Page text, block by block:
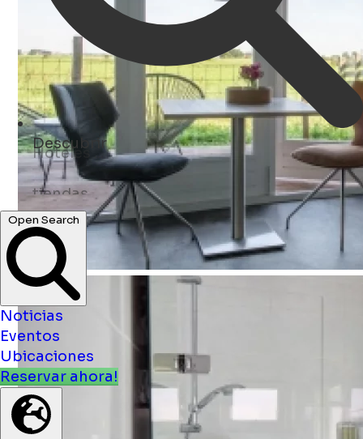
Descubrir
tiendas ...
Open Search
Noticias
Eventos
Ubicaciones
Reservar ahora!
Español